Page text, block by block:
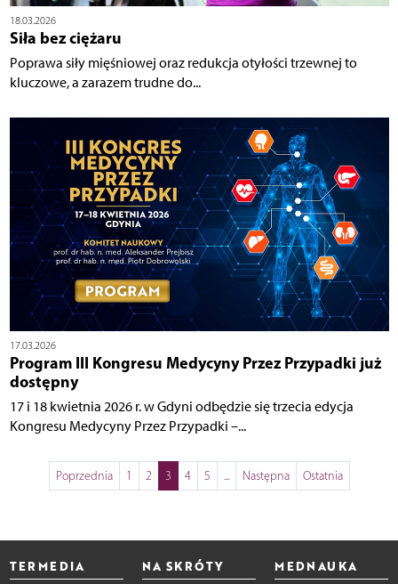
18.03.2026
Siła bez ciężaru
Poprawa siły mięśniowej oraz redukcja otyłości trzewnej to
kluczowe, a zarazem trudne do...
17.03.2026
Program III Kongresu Medycyny Przez Przypadki już
dostępny
17 i 18 kwietnia 2026 r. w Gdyni odbędzie się trzecia edycja
Kongresu Medycyny Przez Przypadki –...
Poprzednia 1 2 3 4 5 ... Następna Ostatnia
TERMEDIA NA SKRÓTY MEDNAUKA